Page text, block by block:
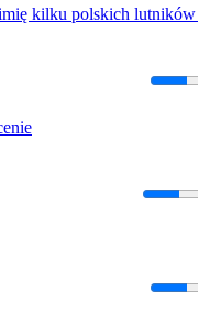
kilku polskich